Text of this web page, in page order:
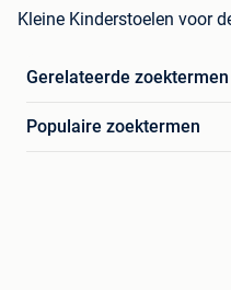
Kleine Kinderstoelen voor
Gerelateerde zoektermen
Populaire zoektermen